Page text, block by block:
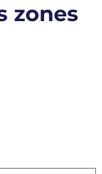
zones